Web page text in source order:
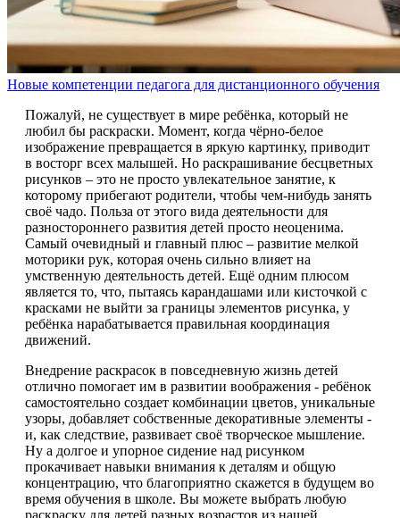
Новые компетенции педагога для дистанционного обучения
Пожалуй, не существует в мире ребёнка, который не
любил бы раскраски. Момент, когда чёрно-белое
изображение превращается в яркую картинку, приводит
в восторг всех малышей. Но раскрашивание бесцветных
рисунков – это не просто увлекательное занятие, к
которому прибегают родители, чтобы чем-нибудь занять
своё чадо. Польза от этого вида деятельности для
разностороннего развития детей просто неоценима.
Самый очевидный и главный плюс – развитие мелкой
моторики рук, которая очень сильно влияет на
умственную деятельность детей. Ещё одним плюсом
является то, что, пытаясь карандашами или кисточкой с
красками не выйти за границы элементов рисунка, у
ребёнка нарабатывается правильная координация
движений.
Внедрение раскрасок в повседневную жизнь детей
отлично помогает им в развитии воображения - ребёнок
самостоятельно создает комбинации цветов, уникальные
узоры, добавляет собственные декоративные элементы -
и, как следствие, развивает своё творческое мышление.
Ну а долгое и упорное сидение над рисунком
прокачивает навыки внимания к деталям и общую
концентрацию, что благоприятно скажется в будущем во
время обучения в школе. Вы можете выбрать любую
раскраску для детей разных возрастов из нашей